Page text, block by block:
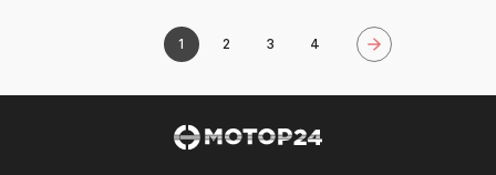
1 2 3 4